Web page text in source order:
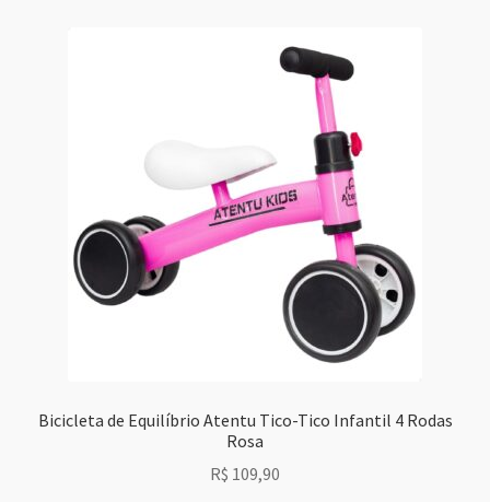
Bicicleta de Equilíbrio Atentu Tico-Tico Infantil 4 Rodas
Rosa
R$ 109,90